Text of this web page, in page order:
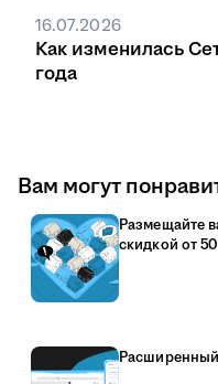
16.07.2026
Как изменилась
года
Вам могут
Размещайте
скидкой от